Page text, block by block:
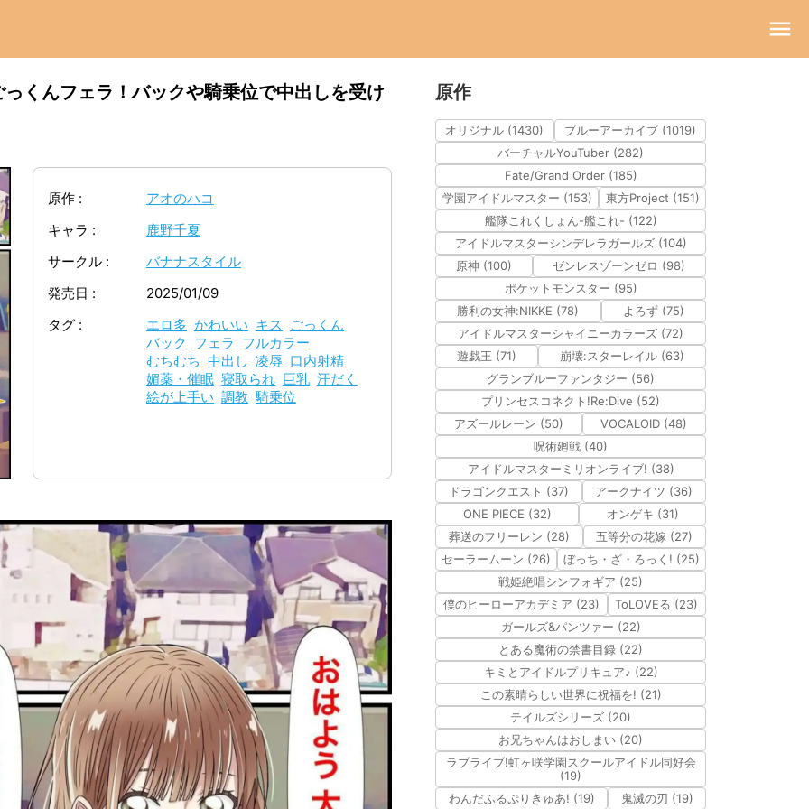
くんフェラ！バックや騎乗位で中出しを受け
原作
アオのハコ
キャラ
鹿野千夏
サークル
バナナスタイル
発売日
2025/01/09
タグ
エロ多 かわいい キス
ごっくん
バック フェラ フルカラー
むちむち 中出し 凌辱 口内射精
媚薬・催眠 寝取られ 巨乳 汗だく
絵が上手い 調教 騎乗位
原作
オリジナル (1430)
ブルーアーカイブ (1019)
バーチャルYouTuber (282)
Fate/Grand Order (185)
学園アイドルマスター (153)
東方Project (151)
艦隊これくしょん-艦これ- (122)
アイドルマスターシンデレラガールズ (104)
原神 (100)
ゼンレスゾーンゼロ (98)
ポケットモンスター (95)
勝利の女神:NIKKE (78)
よろず (75)
アイドルマスターシャイニーカラーズ (72)
遊戯王 (71)
崩壊:スターレイル (63)
グランブルーファンタジー (56)
プリンセスコネクト!Re:Dive (52)
アズールレーン (50)
VOCALOID (48)
呪術廻戦 (40)
アイドルマスターミリオンライブ! (38)
ドラゴンクエスト (37)
アークナイツ (36)
ONE PIECE (32)
オンゲキ (31)
葬送のフリーレン (28)
五等分の花嫁 (27)
セーラームーン (26)
ぼっち・ざ・ろっく! (25)
戦姫絶唱シンフォギア (25)
僕のヒーローアカデミア (23)
ToLOVEる (23)
ガールズ&パンツァー (22)
とある魔術の禁書目録 (22)
キミとアイドルプリキュア♪ (22)
この素晴らしい世界に祝福を! (21)
テイルズシリーズ (20)
お兄ちゃんはおしまい (20)
ラブライブ!虹ヶ咲学園スクールアイドル同好会
(19)
わんだふるぷりきゅあ! (19)
鬼滅の刃 (19)